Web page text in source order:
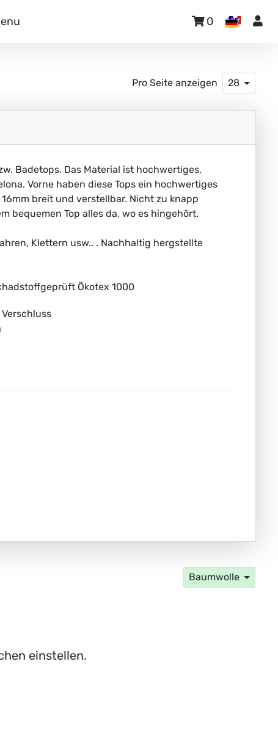
0
Pro Seite anzeigen 28
Badetops. Das Material ist hochwertiges,
Vorne haben diese Tops ein hochwertiges
breit und verstellbar. Nicht zu knapp
bequemen Top alles da, wo es hingehört.
Klettern usw.. . Nachhaltig hergstellte
Ökotex 1000
Baumwolle
einstellen.